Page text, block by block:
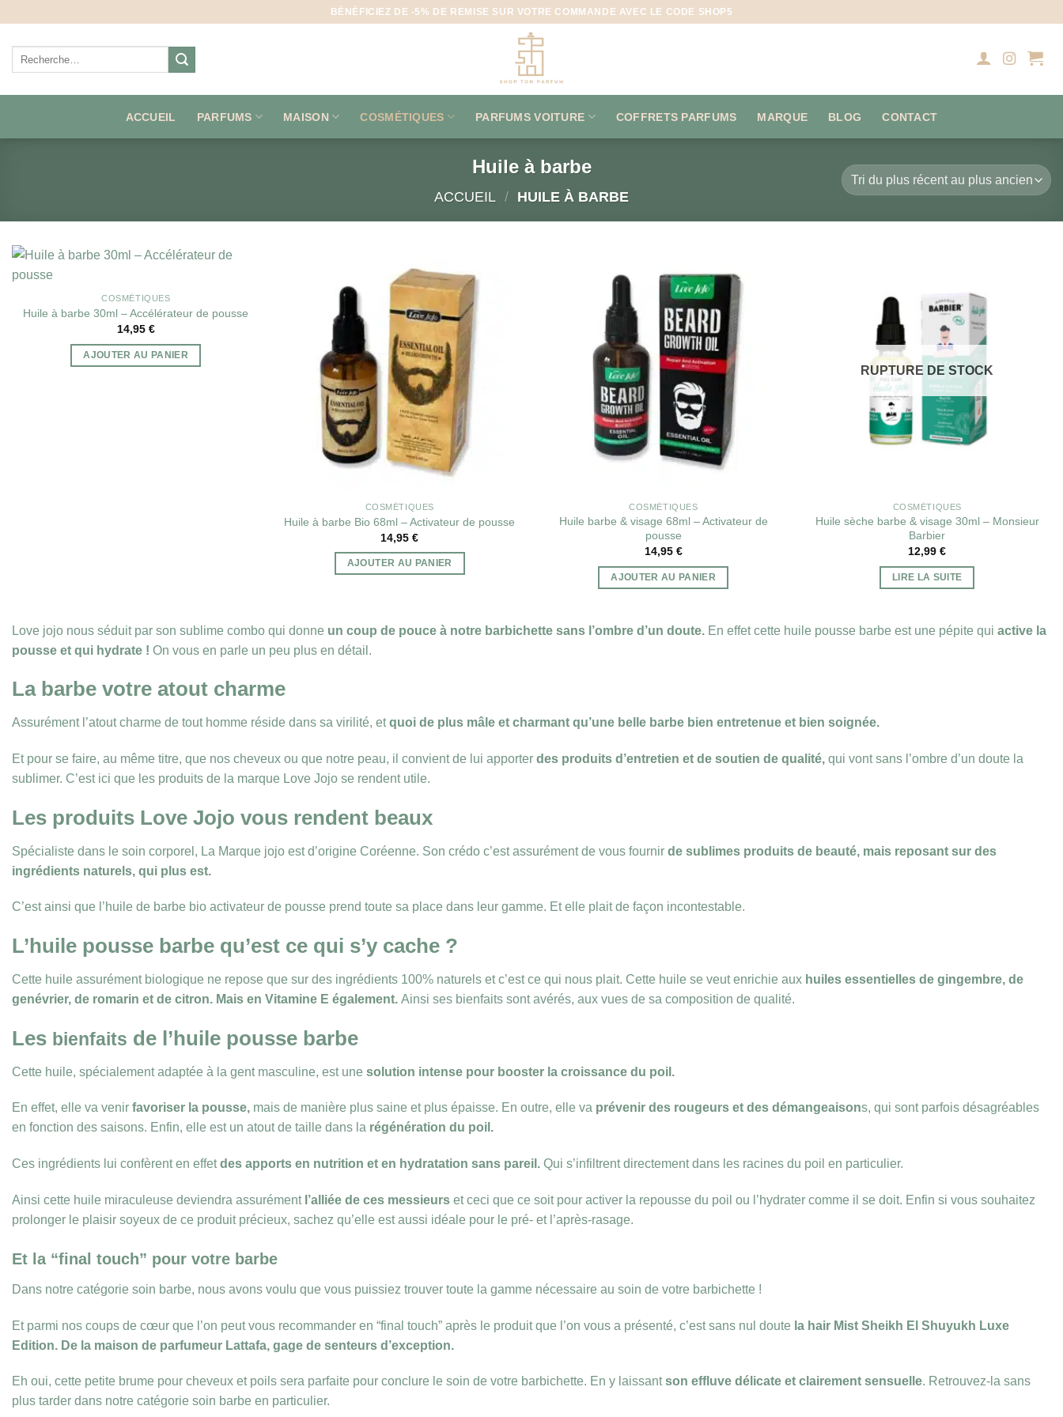
contenu
BÉNÉFICIEZ DE -5% DE REMISE SUR VOTRE COMMANDE AVEC LE CODE SHOP5
ACCUEIL PARFUMS MAISON COSMÉTIQUES PARFUMS VOITURE COFFRETS PARFUMS MARQUE BLOG CONTACT
Huile à barbe
ACCUEIL / HUILE À BARBE
COSMÉTIQUES
Huile à barbe 30ml – Accélérateur de pousse
14,95 €
AJOUTER AU PANIER
COSMÉTIQUES
Huile à barbe Bio 68ml – Activateur de pousse
14,95€
AJOUTER AU PANIER
COSMÉTIQUES
Huile barbe & visage 68ml – Activateur de
pousse
14,95 €
AJOUTER AU PANIER
RUPTURE DE STOCK
COSMÉTIQUES
Huile sèche barbe & visage 30ml – Monsieur
Barbier
12,99€
LIRE LA SUITE
Love jojo nous séduit par son sublime combo qui donne un coup de pouce à notre barbichette sans l’ombre d’un doute. En effet cette huile pousse barbe est une pépite qui active la
pousse et qui hydrate ! On vous en parle un peu plus en détail.
La barbe votre atout charme
Assurément l’atout charme de tout homme réside dans sa virilité, etquoi de plus mâle et charmant qu’une belle barbe bien entretenue et bien soignée.
Et pour se faire, au même titre, que nos cheveux ou que notre peau, il convient de lui apporter des produits d’entretien et de soutien de qualité, qui vont sans l’ombre d’un doute la
sublimer. C’est ici que les produits de la marque Love Jojo se rendent utile.
Les produits Love Jojo vous rendent beaux
Spécialiste dans le soin corporel, La Marque jojo est d’origine Coréenne. Son crédo c’est assurément de vous fournir de sublimes produits de beauté, mais reposant sur des
ingrédients naturels, qui plus est.
C’est ainsi que l’huile de barbe bio activateur de pousse prend toute sa place dans leur gamme. Et elle plait de façon incontestable.
L’huile pousse barbe qu’est ce qui s’y cache ?
Cette huile assurément biologique ne repose que sur des ingrédients 100% naturels et c’est ce qui nous plait. Cette huile se veut enrichie aux huiles essentielles de gingembre, de
genévrier, de romarin et de citron. Mais en Vitamine E également. Ainsi ses bienfaits sont avérés, aux vues de sa composition de qualité.
Les bienfaits de l’huile pousse barbe
Cette huile, spécialement adaptée à la gent masculine, est une solution intense pour booster la croissance du poil.
En effet, elle va venir favoriser la pousse, mais de manière plus saine et plus épaisse. En outre, elle va prévenir des rougeurs et des démangeaisons, qui sont parfois désagréables
en fonction des saisons. Enfin, elle est un atout de taille dans la régénération du poil.
Ces ingrédients lui confèrent en effetdes apports en nutrition et en hydratation sans pareil. Qui s’infiltrent directement dans les racines du poil en particulier.
Ainsi cette huile miraculeuse deviendra assurémentl’alliée de ces messieurs et ceci que ce soit pour activer la repousse du poil ou l’hydrater comme il se doit. Enfin si vous souhaitez
prolonger le plaisir soyeux de ce produit précieux, sachez qu’elle est aussi idéale pour le pré- et l’après-rasage.
Et la “final touch” pour votre barbe
Dans notre catégorie soin barbe, nous avons voulu que vous puissiez trouver toute la gamme nécessaire au soin de votre barbichette !
Et parmi nos coups de cœur que l’on peut vous recommander en “final touch” après le produit que l’on vous a présenté, c’est sans nul doute la hair Mist Sheikh El Shuyukh Luxe
Edition. De la maison de parfumeur Lattafa, gage de senteurs d’exception.
Eh oui, cette petite brume pour cheveux et poils sera parfaite pour conclure le soin de votre barbichette. En y laissantson effluve délicate et clairement sensuelle. Retrouvez-la sans
plus tarder dans notre catégorie soin barbe en particulier.